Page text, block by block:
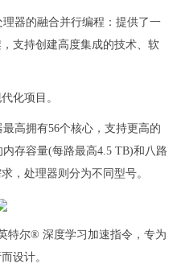
器的融合并行编程：提供了一
支持创建高度集成的技术、软
化项目。
高拥有56个核心，支持更高的
存容量(每路最高4.5 TB)和八路
，处理器则分为不同型号。
特尔® 深度学习加速指令，专为
设计。